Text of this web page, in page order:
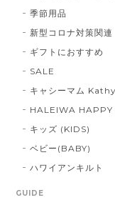
季節用品
新型コロナ対策関連
ギフトにおすすめ
SALE
キャシーマム
HALEIWA HAPPY
キッズ (KIDS)
ベビー(BABY)
ハワイアンキルト
GUIDE